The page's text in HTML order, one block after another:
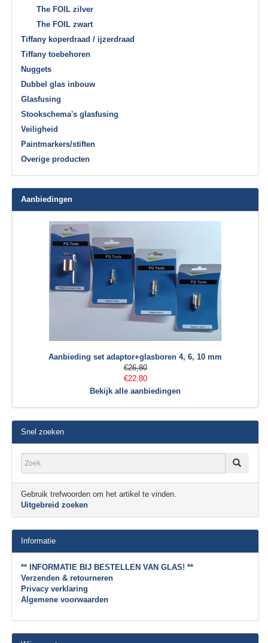
The FOIL zilver
The FOIL zwart
Tiffany koperdraad / ijzerdraad
Tiffany toebehoren
Nuggets
Dubbel glas inbouw
Glasfusing
Stookschema's glasfusing
Veiligheid
Paintmarkers/stiften
Overige producten
Aanbiedingen
Aanbieding set adaptor+glasboren 4, 6, 10 mm
€26,80
€22,80
Bekijk alle aanbiedingen
Snel zoeken
Gebruik trefwoorden om het artikel te vinden.
Uitgebreid zoeken
Informatie
** INFORMATIE BIJ BESTELLEN VAN GLAS! **
Verzenden & retourneren
Privacy verklaring
Algemene voorwaarden